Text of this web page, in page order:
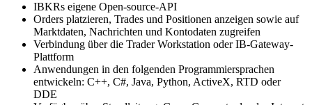
IBKRs eigene Open-source-API
Orders platzieren, Trades und Positionen anzeigen sowie auf
Marktdaten, Nachrichten und Kontodaten zugreifen
Verbindung über die Trader Workstation oder IB-Gateway-
Plattform
Anwendungen in den folgenden Programmiersprachen
entwickeln: C++, C#, Java, Python, ActiveX, RTD oder
DDE